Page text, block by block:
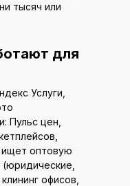
тысяч или
для
Услуги,
Пульс цен,
ищет оптовую
(юридические,
офисов,